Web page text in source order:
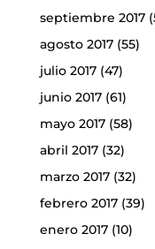
septiembre 2017
agosto 2017(55)
julio 2017(47)
junio 2017(61)
mayo 2017(58)
abril 2017(32)
marzo 2017(32)
febrero 2017(39)
enero 2017(10)